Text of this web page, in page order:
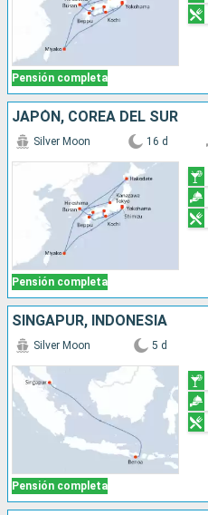
Pensión completa
JAPÓN, COREA DEL SUR
Pensión completa
Silver Moon 16 d
SINGAPUR, INDONESIA
Pensión completa
Silver Moon 5 d